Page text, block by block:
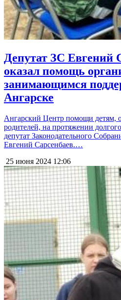
Депутат ЗС Евгений
оказал помощь
занимающимся
Ангарске
Ангарский Центр помощи детям,
родителей, на протяжении
депутат Законодательного
Евгений Сарсенбаев.…
25 июня 2024 12:06